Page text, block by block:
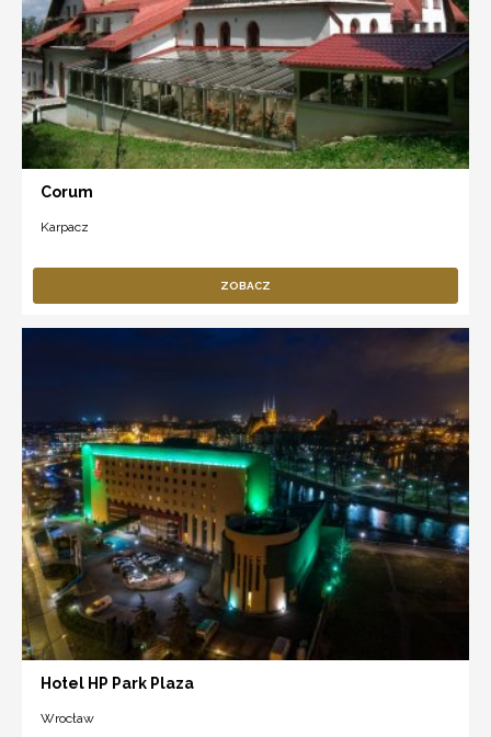
Corum
Karpacz
ZOBACZ
Hotel HP Park Plaza
Wrocław